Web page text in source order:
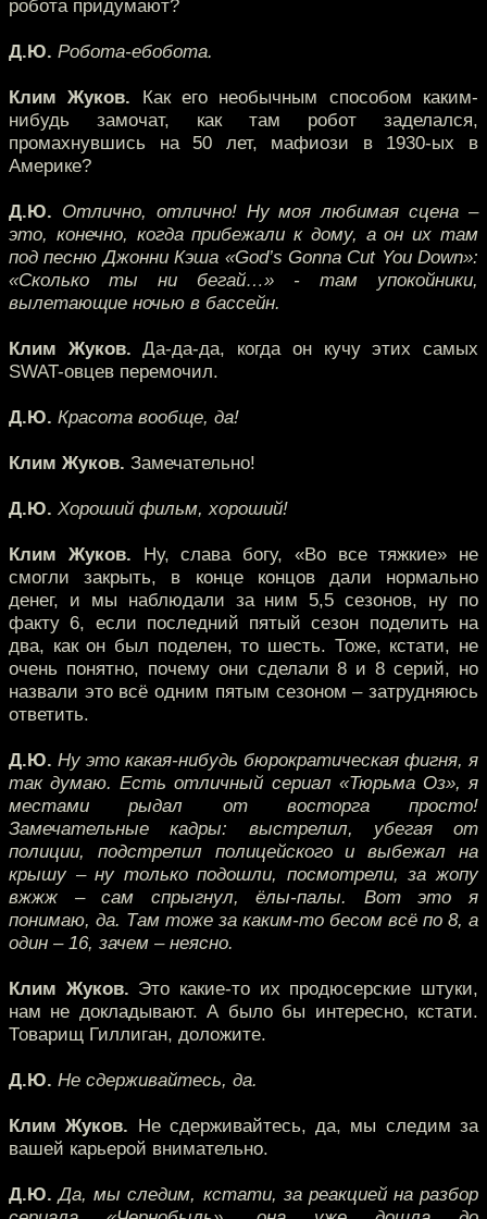
робота придумают?
Д.Ю. Робота-ебобота.
Клим Жуков. Как его необычным способом каким-
нибудь замочат, как там робот заделался,
промахнувшись на 50 лет, мафиози в 1930-ых в
Америке?
Д.Ю. Отлично, отлично! Ну моя любимая сцена –
это, конечно, когда прибежали к дому, а он их там
под песню Джонни Кэша «God’s Gonna Cut You Down»:
«Сколько ты ни бегай…» - там упокойники,
вылетающие ночью в бассейн.
Клим Жуков. Да-да-да, когда он кучу этих самых
SWAT-овцев перемочил.
Д.Ю. Красота вообще, да!
Клим Жуков. Замечательно!
Д.Ю. Хороший фильм, хороший!
Клим Жуков. Ну, слава богу, «Во все тяжкие» не
смогли закрыть, в конце концов дали нормально
денег, и мы наблюдали за ним 5,5 сезонов, ну по
факту 6, если последний пятый сезон поделить на
два, как он был поделен, то шесть. Тоже, кстати, не
очень понятно, почему они сделали 8 и 8 серий, но
назвали это всё одним пятым сезоном – затрудняюсь
ответить.
Д.Ю. Ну это какая-нибудь бюрократическая фигня, я
так думаю. Есть отличный сериал «Тюрьма Оз», я
местами рыдал от восторга просто!
Замечательные кадры: выстрелил, убегая от
полиции, подстрелил полицейского и выбежал на
крышу – ну только подошли, посмотрели, за жопу
вжжж – сам спрыгнул, ёлы-палы. Вот это я
понимаю, да. Там тоже за каким-то бесом всё по 8, а
один – 16, зачем – неясно.
Клим Жуков. Это какие-то их продюсерские штуки,
нам не докладывают. А было бы интересно, кстати.
Товарищ Гиллиган, доложите.
Д.Ю. Не сдерживайтесь, да.
Клим Жуков. Не сдерживайтесь, да, мы следим за
вашей карьерой внимательно.
Д.Ю. Да, мы следим, кстати, за реакцией на разбор